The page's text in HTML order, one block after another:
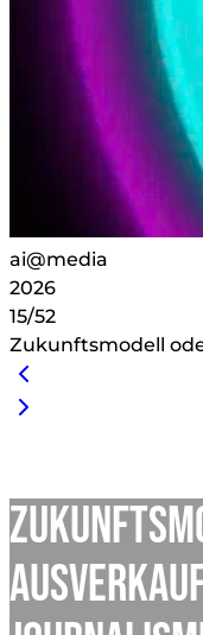
ai@media
2026
15/52
Zukunftsmodell